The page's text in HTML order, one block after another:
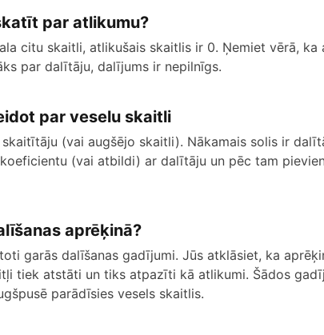
par atlikumu?
citu skaitli, atlikušais skaitlis ir 0. Ņemiet vērā,
par dalītāju, dalījums ir nepilnīgs.
par veselu skaitli
(vai augšējo skaitli). Nākamais solis ir
(vai atbildi) ar dalītāju un pēc tam
aprēķinā?
garās dalīšanas gadījumi. Jūs atklāsiet, ka
tiek atstāti un tiks atpazīti kā atlikumi. Šādos
parādīsies vesels skaitlis.